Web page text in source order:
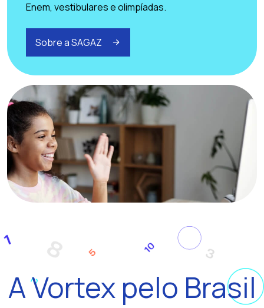
Enem, vestibulares e olimpíadas.
Sobre a SAGAZ
A Vortex pelo Brasil